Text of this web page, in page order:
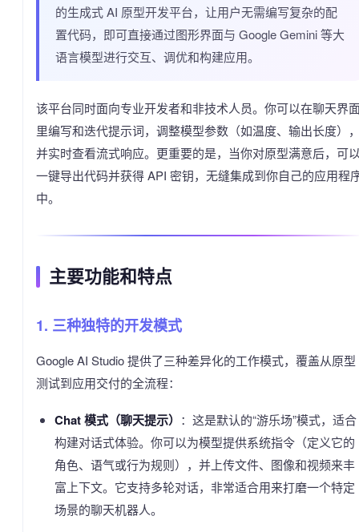
的生成式 AI 原型开发平台，让用户无需编写复杂的配
置代码，即可直接通过图形界面与 Google Gemini 等大
语言模型进行交互、调优和构建应用。
该平台同时面向专业开发者和非技术人员。你可以在聊天界
里编写和迭代提示词，调整模型参数（如温度、输出长度）
并实时查看流式响应。更重要的是，当你对原型满意后，可
一键导出代码并获得 API 密钥，无缝集成到你自己的应用程
中。
主要功能和特点
1. 三种独特的开发模式
Google AI Studio 提供了三种差异化的工作模式，覆盖从原型
测试到应用交付的全流程：
Chat 模式（聊天提示） ：这是默认的“游乐场”模式，适合
构建对话式体验。你可以为模型提供系统指令（定义它的
角色、语气或行为规则），并上传文件、图像和视频来丰
富上下文。它支持多轮对话，非常适合用来打磨一个特定
场景的聊天机器人。